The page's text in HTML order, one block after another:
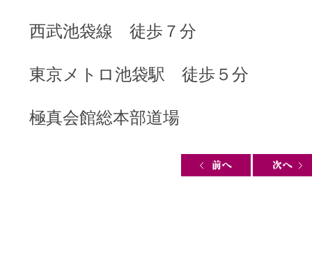
西武池袋線 徒歩７分
東京メトロ池袋駅 徒歩５分
極真会館総本部道場